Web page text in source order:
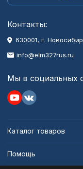
Контакты:
630001, г.
info@elm327rus.ru
Мы в социальных
Каталог товаров
Помощь